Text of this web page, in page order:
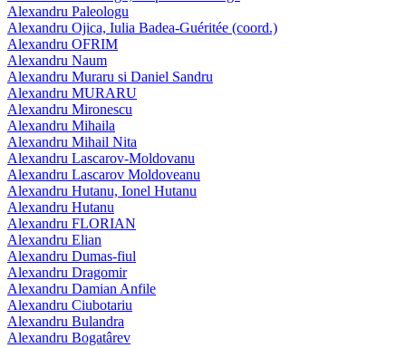
Alexandru Paleologu
Alexandru Ojica, Iulia Badea-Guéritée (coord.)
Alexandru OFRIM
Alexandru Naum
Alexandru Muraru si Daniel Sandru
Alexandru MURARU
Alexandru Mironescu
Alexandru Mihaila
Alexandru Mihail Nita
Alexandru Lascarov-Moldovanu
Alexandru Lascarov Moldoveanu
Alexandru Hutanu, Ionel Hutanu
Alexandru Hutanu
Alexandru FLORIAN
Alexandru Elian
Alexandru Dumas-fiul
Alexandru Dragomir
Alexandru Damian Anfile
Alexandru Ciubotariu
Alexandru Bulandra
Alexandru Bogatârev